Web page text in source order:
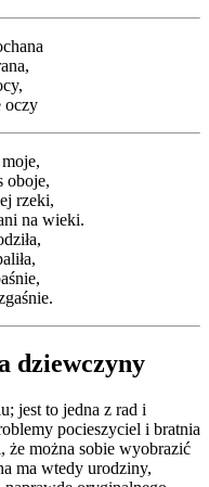
oczy
oboje,
rzeki,
na wieki.
dziewczyny
jest to jedna z rad i
pocieszyciel i bratnia
że można sobie wyobrazić
ma wtedy urodziny,